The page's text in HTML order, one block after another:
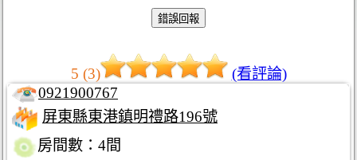
5 (3)
(看評論)
0921900767
屏東縣東港鎮明禮路196號
房間數：4間